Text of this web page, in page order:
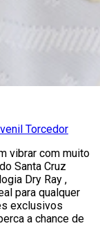
Torcedor
vibrar com muito
Santa Cruz
Dry Ray ,
para qualquer
exclusivos
a chance de